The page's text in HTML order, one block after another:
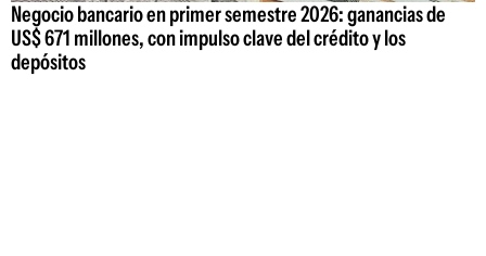
Negocio bancario en primer semestre 2026: ganancias de
US$ 671 millones, con impulso clave del crédito y los
depósitos